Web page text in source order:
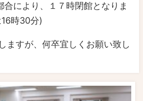
合により、１７時閉館となりま
時30分)
ますが、何卒宜しくお願い致し